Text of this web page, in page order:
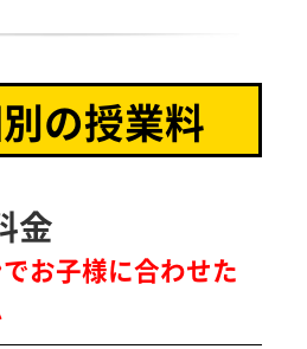
の授業料
金
お子様に合わせた